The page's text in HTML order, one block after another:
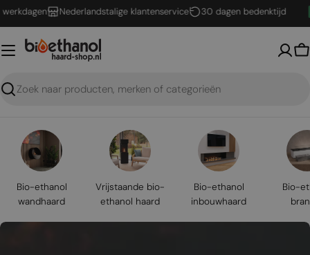
Ga
naar
inhoud
Nederlandstalige klantenservice 30 dagen bedenktijd
Zoeken
Bio-ethanol
wandhaard
Vrijstaande bio-
ethanol haard
Bio-ethanol
inbouwhaard
Bio-